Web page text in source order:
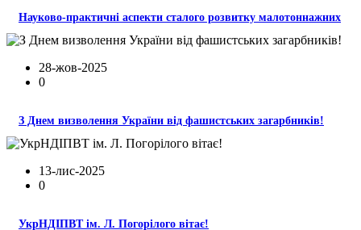
Науково-практичні аспекти сталого розвитку малотоннажних
28-жов-2025
0
З Днем визволення України від фашистських загарбників!
13-лис-2025
0
УкрНДІПВТ ім. Л. Погорілого вітає!